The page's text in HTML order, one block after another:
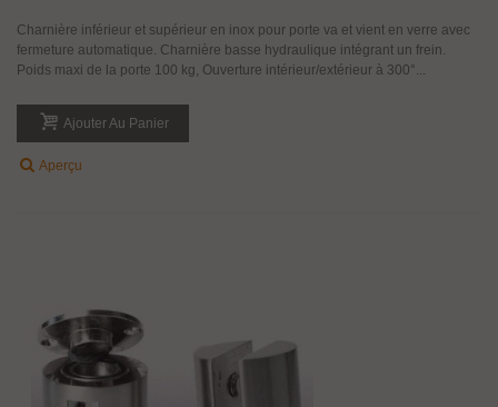
Charnière inférieur et supérieur en inox pour porte va et vient en verre avec
fermeture automatique. Charnière basse hydraulique intégrant un frein.
Poids maxi de la porte 100 kg, Ouverture intérieur/extérieur à 300°...
Ajouter Au Panier
Aperçu